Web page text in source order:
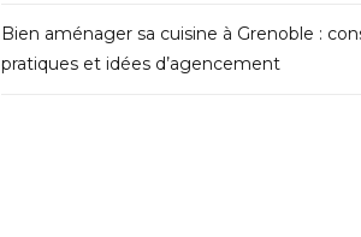
Bien aménager sa cuisine à Grenoble :
pratiques et idées d’agencement